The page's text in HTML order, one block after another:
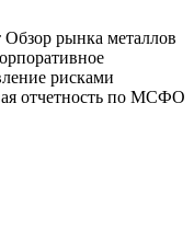
Обзор рынка металлов
рисками
отчетность по МСФО